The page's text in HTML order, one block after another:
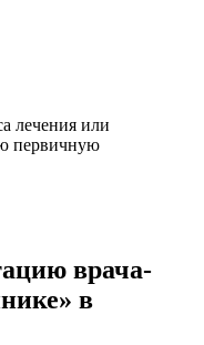
лечения или
первичную
врача-
в